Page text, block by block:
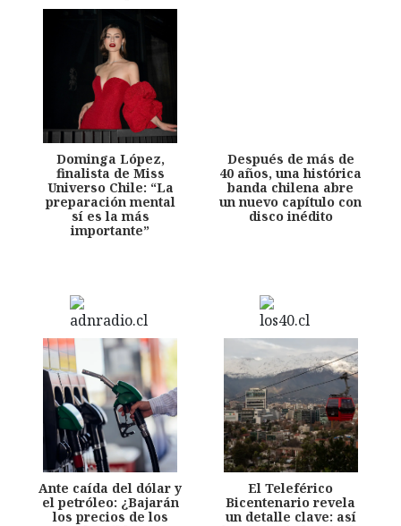
Dominga López,
finalista de Miss
Universo Chile: “La
preparación mental
sí es la más
importante”
Después de más de
40 años, una histórica
banda chilena abre
un nuevo capítulo con
disco inédito
Ante caída del dólar y
el petróleo: ¿Bajarán
los precios de los
El Teleférico
Bicentenario revela
un detalle clave: así